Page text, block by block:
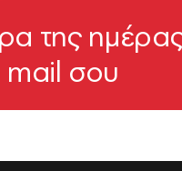
της
mail σου